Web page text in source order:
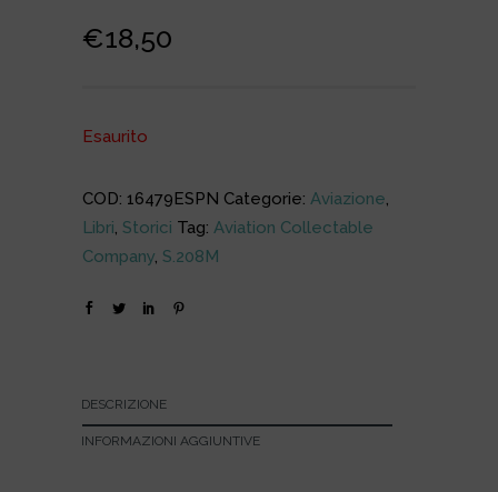
€18,50
Esaurito
COD: 16479ESPN Categorie: Aviazione,
Libri, Storici Tag: Aviation Collectable
Company, S.208M
DESCRIZIONE
INFORMAZIONI AGGIUNTIVE